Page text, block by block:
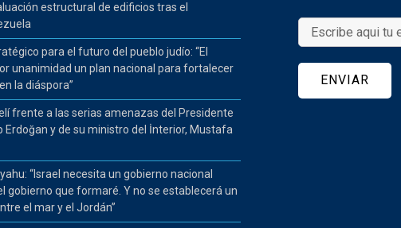
estructural de edificios tras el
para el futuro del pueblo judío: “El
unanimidad un plan nacional para fortalecer
la diáspora”
frente a las serias amenazas del Presidente
Erdoğan y de su ministro del İnterior, Mustafa
“Israel necesita un gobierno nacional
gobierno que formaré. Y no se establecerá un
el mar y el Jordán”